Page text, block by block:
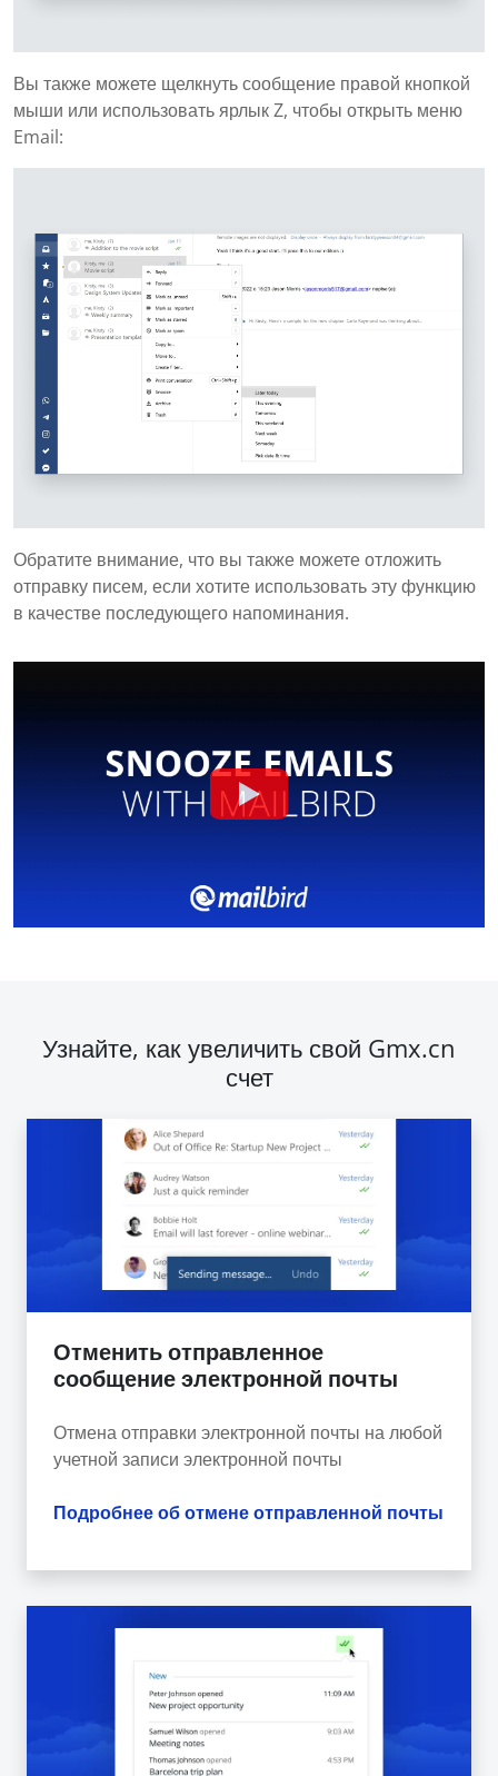
Вы также можете щелкнуть сообщение правой кнопкой
мыши или использовать ярлык Z, чтобы открыть меню
Email:
Обратите внимание, что вы также можете отложить
отправку писем, если хотите использовать эту функцию
в качестве последующего напоминания.
Узнайте, как увеличить свой Gmx.cn
счет
Отменить отправленное
сообщение электронной почты
Отмена отправки электронной почты на любой
учетной записи электронной почты
Подробнее об отмене отправленной почты